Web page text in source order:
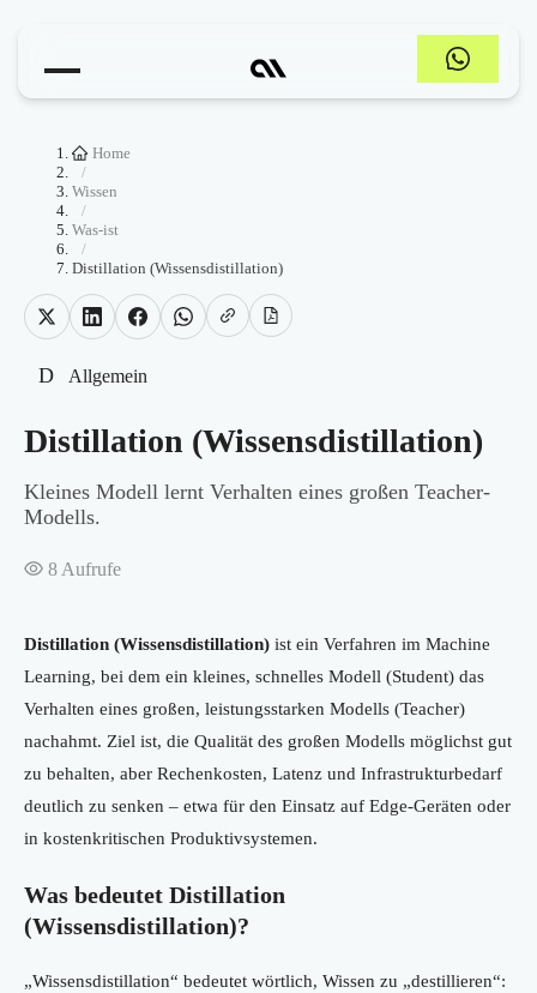
Home
/
Wissen
/
Was-ist
/
Distillation (Wissensdistillation)
D Allgemein
Distillation (Wissensdistillation)
Kleines Modell lernt Verhalten eines großen Teacher-
Modells.
8 Aufrufe
Distillation (Wissensdistillation) ist ein Verfahren im Machine
Learning, bei dem ein kleines, schnelles Modell (Student) das
Verhalten eines großen, leistungsstarken Modells (Teacher)
nachahmt. Ziel ist, die Qualität des großen Modells möglichst gut
zu behalten, aber Rechenkosten, Latenz und Infrastrukturbedarf
deutlich zu senken – etwa für den Einsatz auf Edge-Geräten oder
in kostenkritischen Produktivsystemen.
Was bedeutet Distillation
(Wissensdistillation)?
„Wissensdistillation“ bedeutet wörtlich, Wissen zu „destillieren“: